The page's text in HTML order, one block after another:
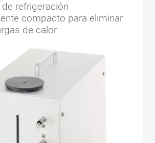
refrigeración
compacto para eliminar
de calor